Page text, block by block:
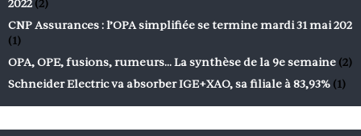
2022 (2)
CNP Assurances : l’OPA simplifiée se termine mardi 31 mai 202
(1)
OPA, OPE, fusions, rumeurs… La synthèse de la 9e semaine (2)
Schneider Electric va absorber IGE+XAO, sa filiale à 83,93% (1)